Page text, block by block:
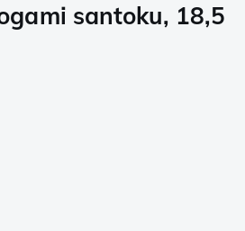
santoku, 18,5